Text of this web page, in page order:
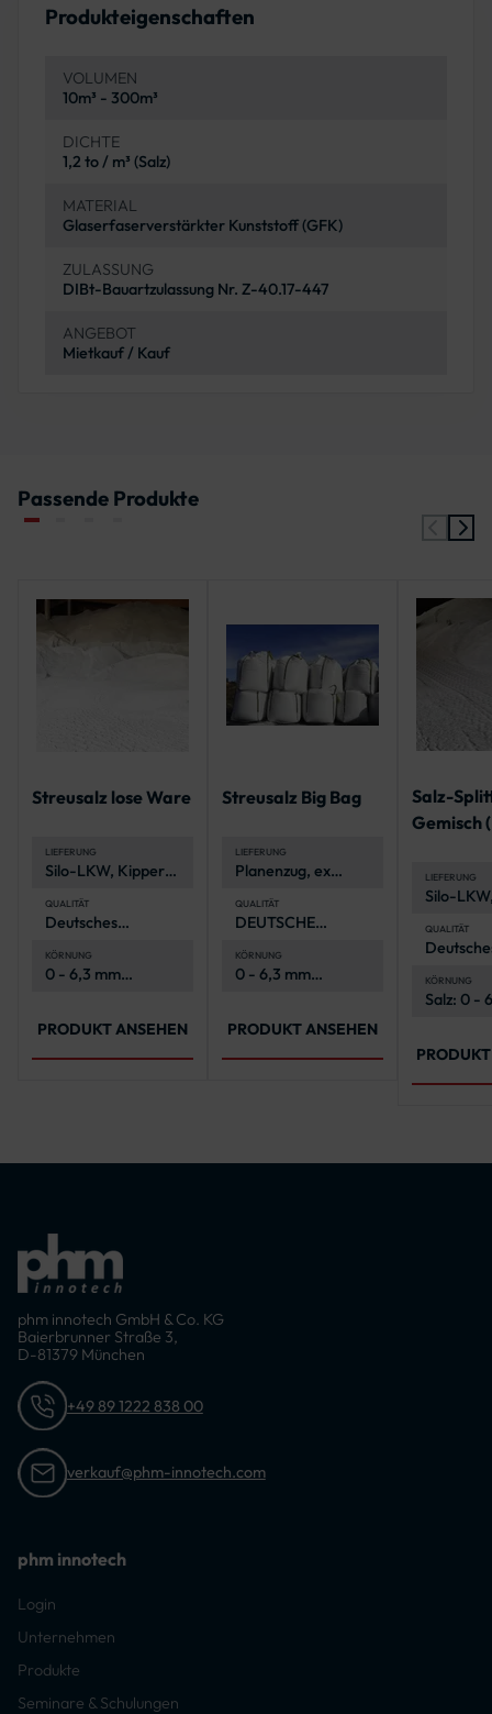
Produkteigenschaften
VOLUMEN
10m³ - 300m³
DICHTE
1,2 to / m³ (Salz)
MATERIAL
Glaserfaserverstärkter Kunststoff (GFK)
ZULASSUNG
DIBt-Bauartzulassung Nr. Z-40.17-447
ANGEBOT
Mietkauf / Kauf
Passende Produkte
Streusalz lose Ware
LIEFERUNG
Silo-LKW, Kipper-
QUALITÄT
Deutsches
KÖRNUNG
0 - 6,3 mm
PRODUKT ANSEHEN
Streusalz Big Bag
LIEFERUNG
Planenzug, ex
QUALITÄT
DEUTSCHE
KÖRNUNG
0 - 6,3 mm
PRODUKT ANSEHEN
Salz-
Gemisch
LIEFERUNG
Silo-
QUALITÄT
KÖRNUNG
Salz: 0 -
phm innotech GmbH & Co. KG
Baierbrunner Straße 3,
D-81379 München
+49 89 1222 838 00
verkauf@phm-innotech.com
phm innotech
Login
Unternehmen
Produkte
Seminare & Schulungen